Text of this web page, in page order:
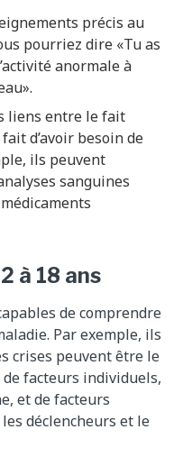
précis au
pourriez dire «Tu as
anormale à
liens entre le fait
d’avoir besoin de
ils peuvent
sanguines
à 18 ans
de comprendre
Par exemple, ils
crises peuvent être le
facteurs individuels,
et de facteurs
déclencheurs et le